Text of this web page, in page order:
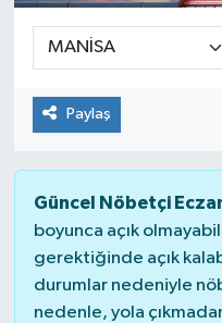
Paylaş
Güncel Nöbetçi
boyunca açık
gerektiğinde açık
durumlar nedeniyle
nedenle, yola